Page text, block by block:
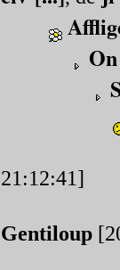
21:12:41]
Gentiloup